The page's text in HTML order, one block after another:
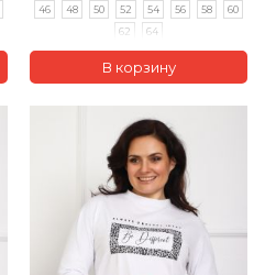
46 48 50 52 54 56 58
60
62
64